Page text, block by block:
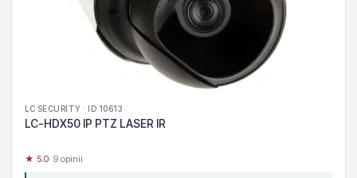
LC SECURITY · ID 10613
LC-HDX50 IP PTZ LASER IR
★ 5.0· 9 opinii